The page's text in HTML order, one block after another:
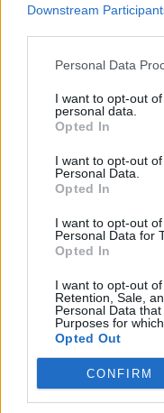
Downstream
Personal Data
I want to opt-out
personal data.
Opted In
I want to opt-out
Personal Data.
Opted In
I want to opt-out
Personal Data for
Opted In
I want to opt-out
Retention, Sale,
Personal Data
Purposes for
Opted Out
CONFIRM
em Alcáçovas
A Feira do Chocalho
Alcáçovas, no concelho...